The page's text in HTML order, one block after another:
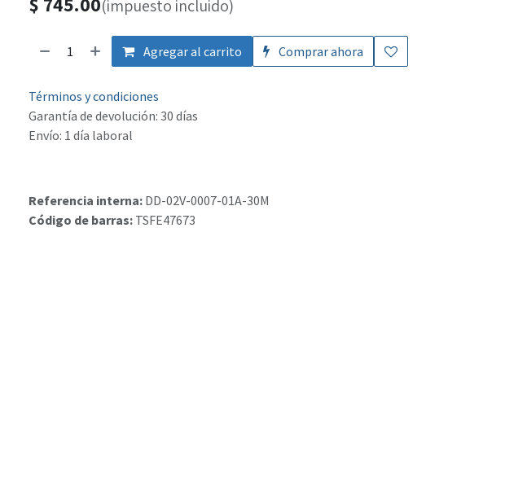
(impuesto incluido)
Agregar al carrito Comprar ahora
Términos y condiciones
Garantía de devolución: 30 días
Envío: 1 día laboral
Referencia interna: DD-02V-0007-01A-30M
Código de barras: TSFE47673